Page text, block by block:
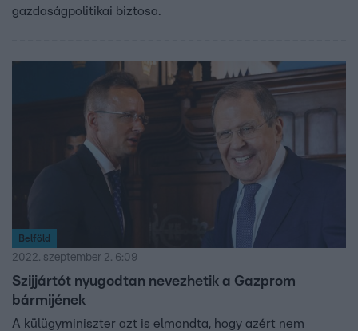
gazdaságpolitikai biztosa.
Belföld
2022. szeptember 2. 6:09
Szijjártót nyugodtan nevezhetik a Gazprom
bármijének
A külügyminiszter azt is elmondta, hogy azért nem